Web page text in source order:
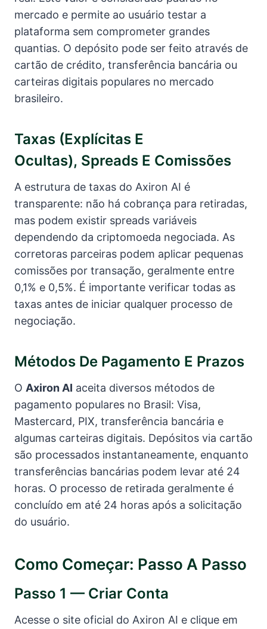
mercado e permite ao usuário testar a
plataforma sem comprometer grandes
quantias. O depósito pode ser feito através de
cartão de crédito, transferência bancária ou
carteiras digitais populares no mercado
brasileiro.
Taxas (explícitas E
Ocultas), Spreads E Comissões
A estrutura de taxas do Axiron AI é
transparente: não há cobrança para retiradas,
mas podem existir spreads variáveis
dependendo da criptomoeda negociada. As
corretoras parceiras podem aplicar pequenas
comissões por transação, geralmente entre
0,1% e 0,5%. É importante verificar todas as
taxas antes de iniciar qualquer processo de
negociação.
Métodos De Pagamento E Prazos
O Axiron AI aceita diversos métodos de
pagamento populares no Brasil: Visa,
Mastercard, PIX, transferência bancária e
algumas carteiras digitais. Depósitos via cartão
são processados instantaneamente, enquanto
transferências bancárias podem levar até 24
horas. O processo de retirada geralmente é
concluído em até 24 horas após a solicitação
do usuário.
Como Começar: Passo A Passo
Passo 1 — Criar Conta
Acesse o site oficial do Axiron AI e clique em